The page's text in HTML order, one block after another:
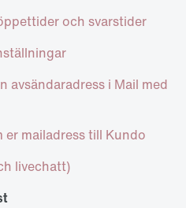
och svarstider
avsändaradress i Mail med
er mailadress till Kundo
livechatt)